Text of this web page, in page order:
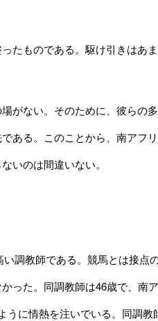
たものである。駆け引きはあ
がない。そのために、彼らの
ある。このことから、南アフ
いのは間違いない。
調教師である。競馬とは接点
った。同調教師は46歳で、南
に情熱を注いでいる。同調教